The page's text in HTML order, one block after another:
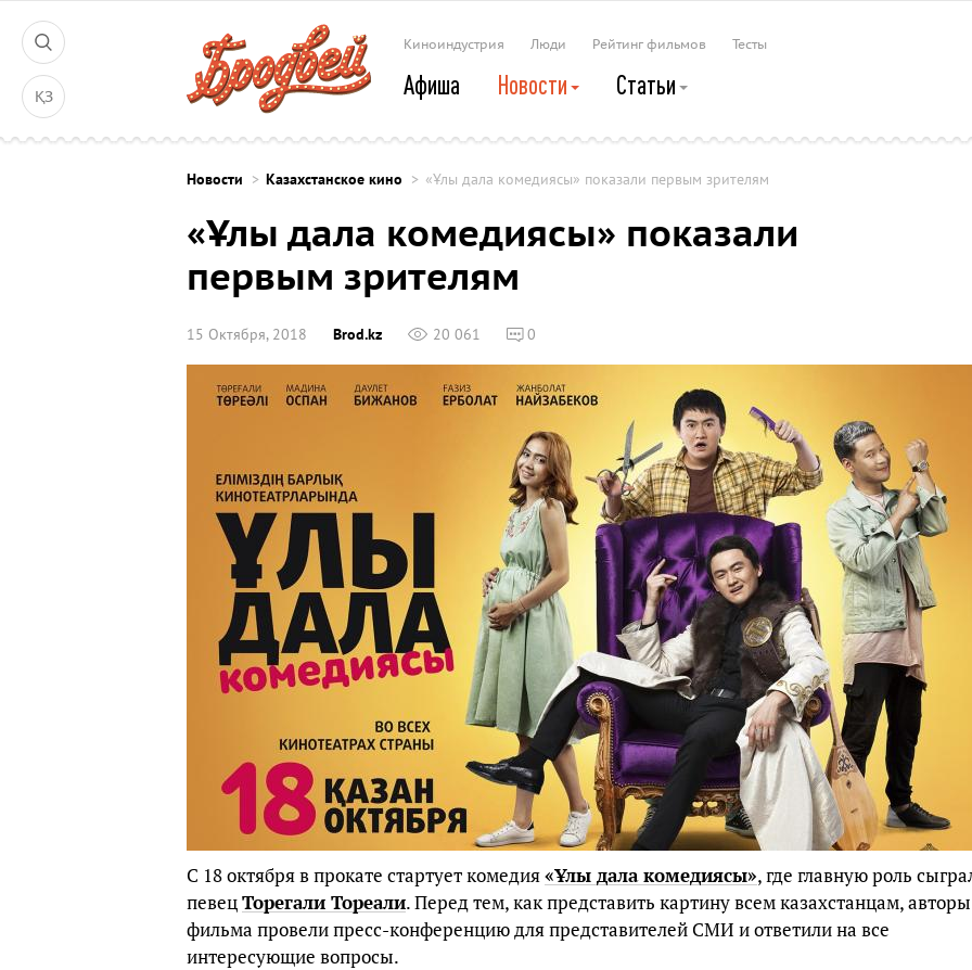
ҚЗ
Киноиндустрия Люди Рейтинг фильмов Тесты
Афиша Новости Статьи
Новости Казахстанское кино «Ұлы дала комедиясы» показали первым зрителям
«Ұлы дала комедиясы» показали
первым зрителям
15 Октября, 2018 Brod.kz 20 061 0
С 18 октября в прокате стартует комедия«Ұлы дала комедиясы», где главную роль
певецТорегали Тореали. Перед тем, как представить картину всем казахстанцам, авторы
фильма провели пресс-конференцию для представителей СМИ и ответили на все
интересующие вопросы.